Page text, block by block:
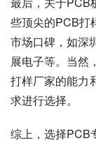
些顶尖的PCB打
市场口碑，如深
展电子等。当然
打样厂家的能力
求进行选择。
综上，选择PCB